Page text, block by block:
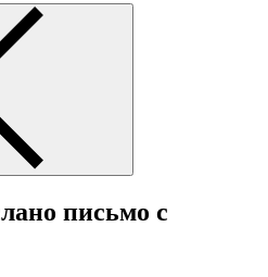
письмо с